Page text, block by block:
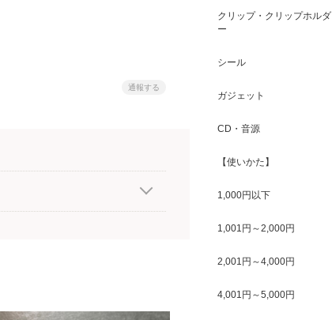
通報する
クリップ・クリップホルダ
ー
シール
ガジェット
CD・音源
【使いかた】
1,000円以下
1,001円～2,000円
2,001円～4,000円
4,001円～5,000円